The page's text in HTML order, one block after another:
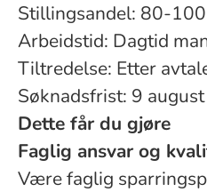
Stillingsandel: 80-
Arbeidstid: Dagtid
Tiltredelse: Etter
Søknadsfrist: 9 august
Dette får du gjøre
Faglig ansvar og
Være faglig